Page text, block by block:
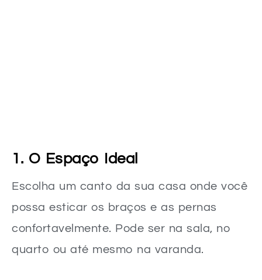
1. O Espaço Ideal
Escolha um canto da sua casa onde você
possa esticar os braços e as pernas
confortavelmente. Pode ser na sala, no
quarto ou até mesmo na varanda.